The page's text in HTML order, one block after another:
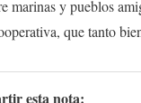
y pueblos
que tanto
esta nota: